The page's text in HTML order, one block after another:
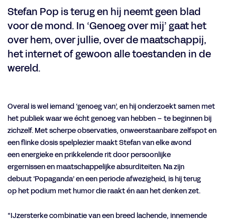
Stefan Pop is terug en hij neemt geen blad
voor de mond. In ‘Genoeg over mij’ gaat het
over hem, over jullie, over de maatschappij,
het internet of gewoon alle toestanden in de
wereld.
Overal is wel iemand ‘genoeg van’, en hij onderzoekt samen met
het publiek waar we écht genoeg van hebben – te beginnen bij
zichzelf. Met scherpe observaties, onweerstaanbare zelfspot en
een flinke dosis spelplezier maakt Stefan van elke avond
een energieke en prikkelende rit door persoonlijke
ergernissen en maatschappelijke absurditeiten. Na zijn
debuut ‘Popaganda’ en een periode afwezigheid, is hij terug
op het podium met humor die raakt én aan het denken zet.
“IJzersterke combinatie van een breed lachende, innemende